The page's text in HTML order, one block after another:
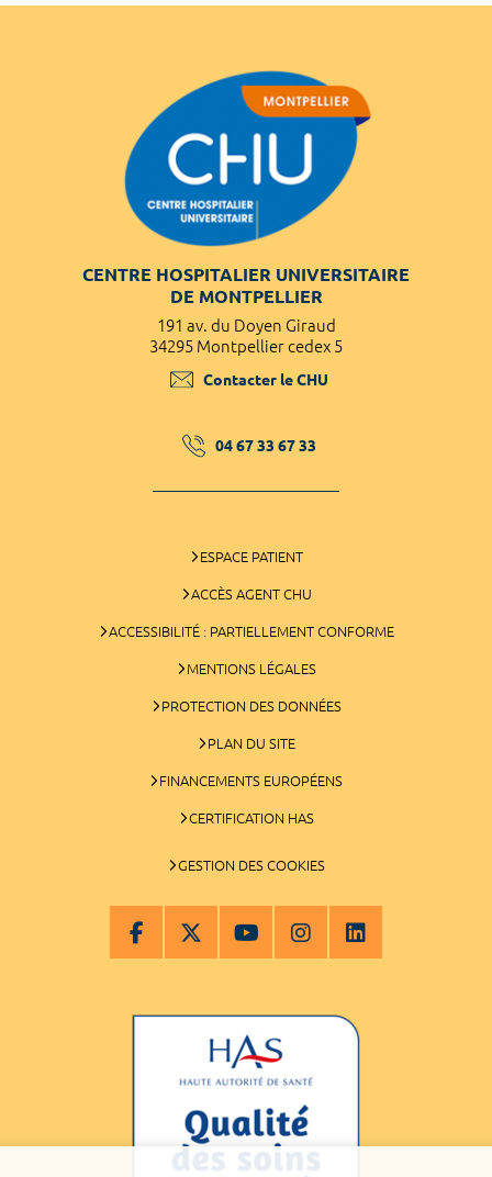
CENTRE HOSPITALIER UNIVERSITAIRE
DE MONTPELLIER
191 av. du Doyen Giraud
34295 Montpellier cedex 5
Contacter le CHU
04 67 33 67 33
ESPACE PATIENT
ACCÈS AGENT CHU
ACCESSIBILITÉ : PARTIELLEMENT CONFORME
MENTIONS LÉGALES
PROTECTION DES DONNÉES
PLAN DU SITE
FINANCEMENTS EUROPÉENS
CERTIFICATION HAS
GESTION DES COOKIES